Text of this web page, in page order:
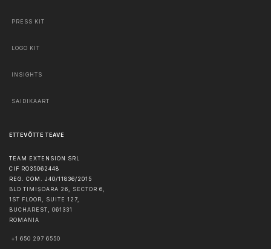
PRESS KIT
LOGO KIT
INSIGHTS
SAIDIKAART
ETTEVÕTTE TEAVE
TEAM EXTENSION SRL
CIF RO35062448
REG. COM. J40/11836/2015
BLD TIMIȘOARA 26, SECTOR 6,
1ST FLOOR, SUITE 127,
BUCHAREST, 061331
ROMANIA
+1 650 297 6550